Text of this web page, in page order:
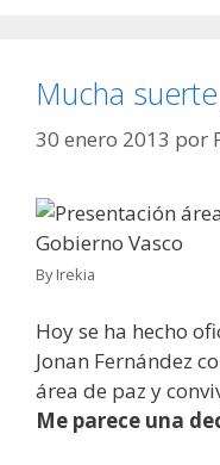
Mucha
30 enero 2013 por
By Irekia
Hoy se ha hecho
Jonan Fernández
área de paz y
Me parece una